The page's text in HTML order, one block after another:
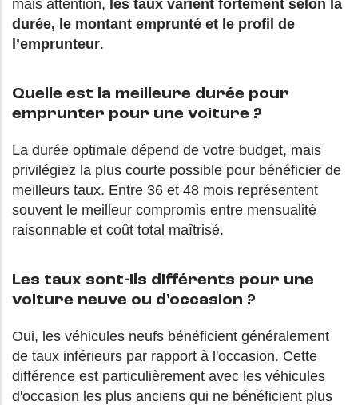
mais attention, les taux varient fortement selon la
durée, le montant emprunté et le profil de
l’emprunteur.
Quelle est la meilleure durée pour
emprunter pour une voiture ?
La durée optimale dépend de votre budget, mais
privilégiez la plus courte possible pour bénéficier de
meilleurs taux. Entre 36 et 48 mois représentent
souvent le meilleur compromis entre mensualité
raisonnable et coût total maîtrisé.
Les taux sont-ils différents pour une
voiture neuve ou d'occasion ?
Oui, les véhicules neufs bénéficient généralement
de taux inférieurs par rapport à l'occasion. Cette
différence est particulièrement avec les véhicules
d'occasion les plus anciens qui ne bénéficient plus